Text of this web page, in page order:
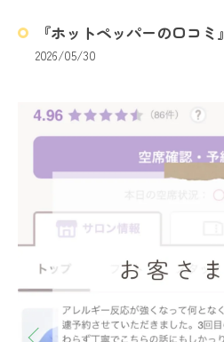
『ホットペッパーの口コミ』
2026/05/30